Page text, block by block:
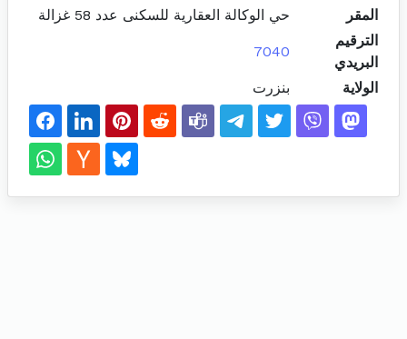
المقر
حي الوكالة العقارية للسكنى عدد 58 غزالة
الترقيم
البريدي
7040
الولاية بنزرت